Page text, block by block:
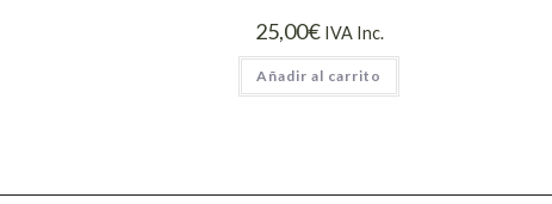
25,00€ IVA Inc.
Añadir al carrito